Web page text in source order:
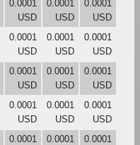
0.0001
USD
0.0001
USD
0.0001
USD
0.0001
USD
0.0001
USD
0.0001
USD
0.0001
USD
0.0001
USD
0.0001
USD
0.0001
USD
0.0001
USD
0.0001
USD
0.0001
0.0001
0.0001